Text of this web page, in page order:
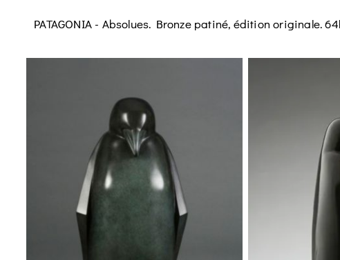
PATAGONIA - Absolues. Bronze patiné, édition originale.